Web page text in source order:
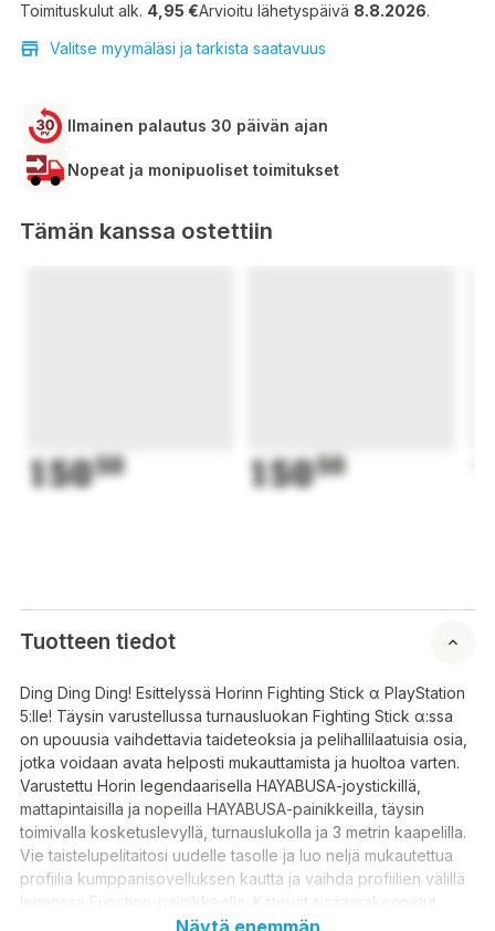
Toimituskulut alk. 4,95 €Arvioitu lähetyspäivä 8.8.2026.
Valitse myymäläsi ja tarkista saatavuus
Ilmainen palautus 30 päivän ajan
Nopeat ja monipuoliset toimitukset
Tämän kanssa ostettiin
15050 15050
Tuotteen tiedot
Ding Ding Ding! Esittelyssä Horinn Fighting Stick α PlayStation
5:lle! Täysin varustellussa turnausluokan Fighting Stick α:ssa
on upouusia vaihdettavia taideteoksia ja pelihallilaatuisia osia,
jotka voidaan avata helposti mukauttamista ja huoltoa varten.
Varustettu Horin legendaarisella HAYABUSA-joystickillä,
mattapintaisilla ja nopeilla HAYABUSA-painikkeilla, täysin
toimivalla kosketuslevyllä, turnauslukolla ja 3 metrin kaapelilla.
Vie taistelupelitaitosi uudelle tasolle ja luo neljä mukautettua
profiilia kumppanisovelluksen kautta ja vaihda profiilien välillä
lennossa Function-painikkeella. Kätevät sisäänrakennetut
äänen ja mikrofonin säätimet mahdollistavat kaiken
Näytä enemmän